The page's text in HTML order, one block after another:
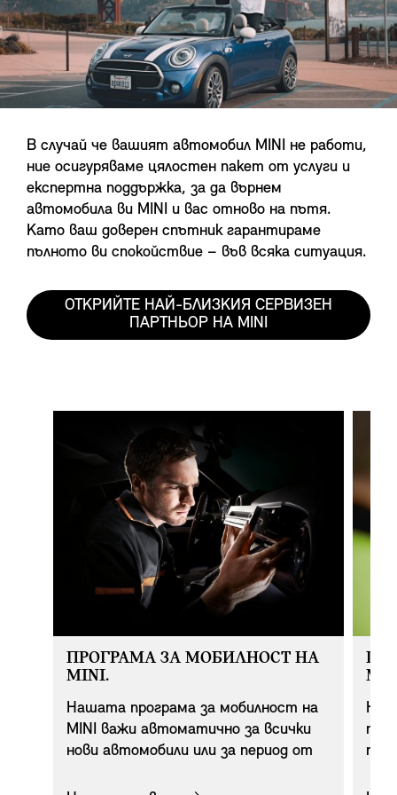
В случай че вашият автомобил MINI не работи,
ние осигуряваме цялостен пакет от услуги и
експертна поддържка, за да върнем
автомобила ви MINI и вас отново на пътя.
Като ваш доверен спътник гарантираме
пълното ви спокойствие – във всяка ситуация.
ОТКРИЙТЕ НАЙ-БЛИЗКИЯ СЕРВИЗЕН
ПАРТНЬОР НА MINI
ПРОГРАМА ЗА МОБИЛНОСТ НА
MINI.
Нашата програма за мобилност на
MINI важи автоматично за всички
нови автомобили или за период от
Ние